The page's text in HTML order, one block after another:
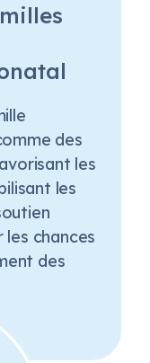
des
les
les
les chances
des